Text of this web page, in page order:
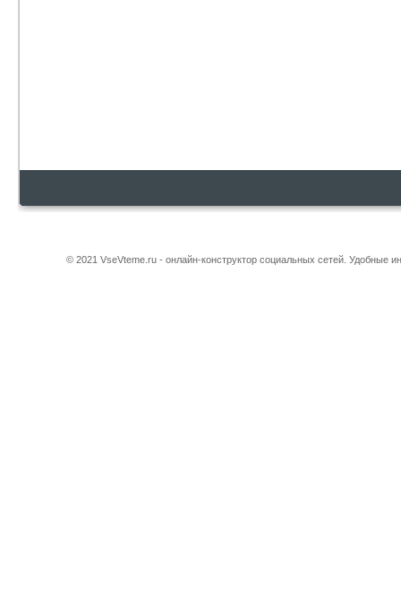
© 2021 VseVteme.ru - онлайн-конструктор социальных сетей. Удобные